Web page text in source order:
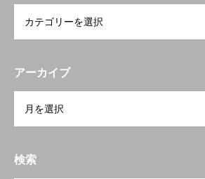
アーカイブ
検索